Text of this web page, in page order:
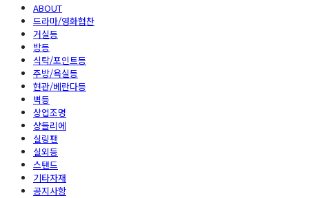
ABOUT
드라마/영화협찬
거실등
방등
식탁/포인트등
주방/욕실등
현관/베란다등
벽등
상업조명
샹들리에
실링팬
실외등
스탠드
기타자재
공지사항